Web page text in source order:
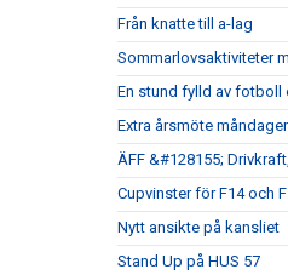
Från knatte till a-lag
Sommarlovsaktiviteter
En stund fylld av fotboll
Extra årsmöte
ÄFF &#128155;
Cupvinster för F14 och
Nytt ansikte på kansliet
Stand Up på HUS 57